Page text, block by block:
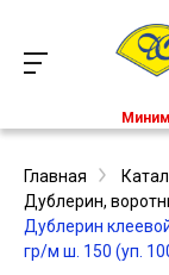
Главная
Дублерин,
Дублерин
гр/м ш. 150 (уп.